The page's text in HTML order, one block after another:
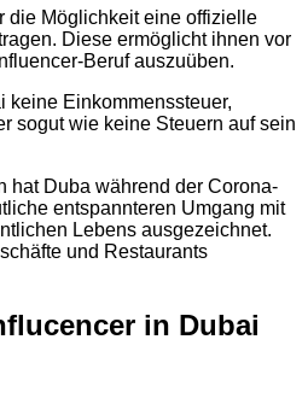
die Möglichkeit eine offizielle
Diese ermöglicht ihnen vor
Beruf auszuüben.
keine Einkommenssteuer,
sogut wie keine Steuern auf sein
hat Duba während der Corona-
entspannteren Umgang mit
Lebens ausgezeichnet.
und Restaurants
in Dubai